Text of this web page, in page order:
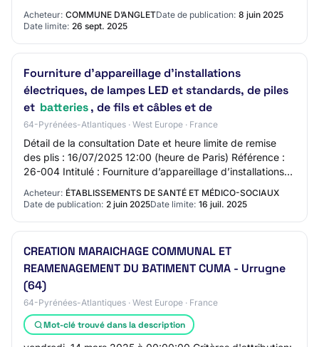
Acheteur: COMMUNE D’ANGLETDate de publication: 8 juin 2025
Date limite: 26 sept. 2025
Fourniture d’appareillage d’installations
électriques, de lampes LED et standards, de piles
et batteries, de fils et câbles et de
64-Pyrénées-Atlantiques · West Europe · France
Détail de la consultation Date et heure limite de remise
des plis : 16/07/2025 12:00 (heure de Paris) Référence :
26-004 Intitulé : Fourniture d’appareillage d’installations
électriques, de lampes LE…
Acheteur: ÉTABLISSEMENTS DE SANTÉ ET MÉDICO-SOCIAUX
Date de publication: 2 juin 2025Date limite: 16 juil. 2025
CREATION MARAICHAGE COMMUNAL ET
REAMENAGEMENT DU BATIMENT CUMA - Urrugne
(64)
64-Pyrénées-Atlantiques · West Europe · France
Mot-clé trouvé dans la description